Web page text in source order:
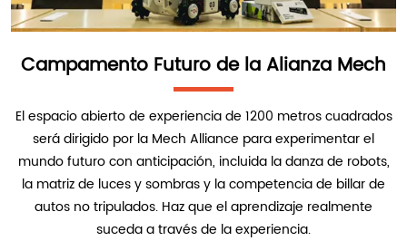
Campamento Futuro de la Alianza Mech
El espacio abierto de experiencia de 1200 metros cuadrados
será dirigido por la Mech Alliance para experimentar el
mundo futuro con anticipación, incluida la danza de robots,
la matriz de luces y sombras y la competencia de billar de
autos no tripulados. Haz que el aprendizaje realmente
suceda a través de la experiencia.